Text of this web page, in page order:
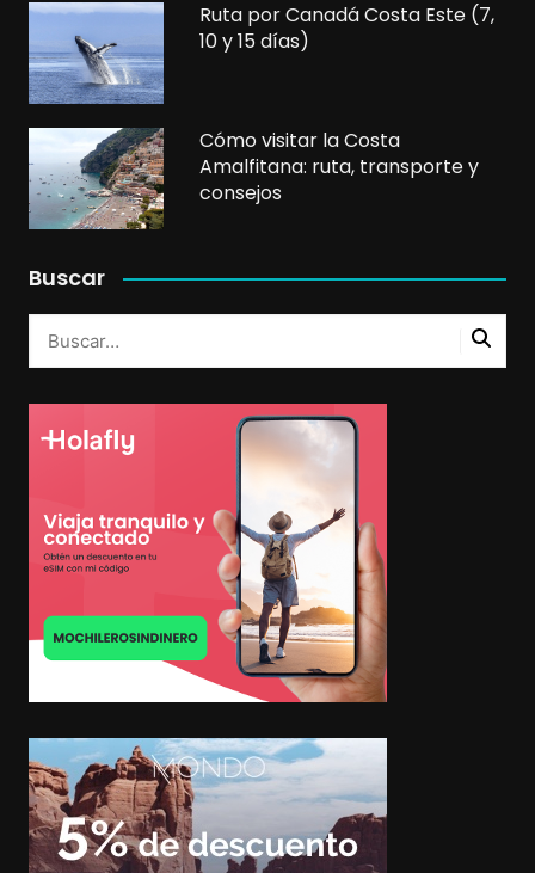
Ruta por Canadá Costa Este (7,
10 y 15 días)
Cómo visitar la Costa
Amalfitana: ruta, transporte y
consejos
Buscar